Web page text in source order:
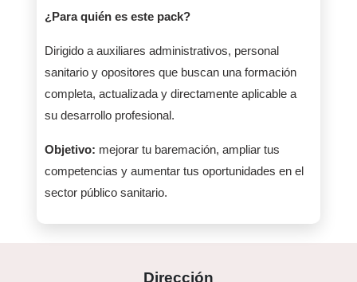
¿Para quién es este pack?
Dirigido a auxiliares administrativos, personal
sanitario y opositores que buscan una formación
completa, actualizada y directamente aplicable a
su desarrollo profesional.
Objetivo: mejorar tu baremación, ampliar tus
competencias y aumentar tus oportunidades en el
sector público sanitario.
Dirección